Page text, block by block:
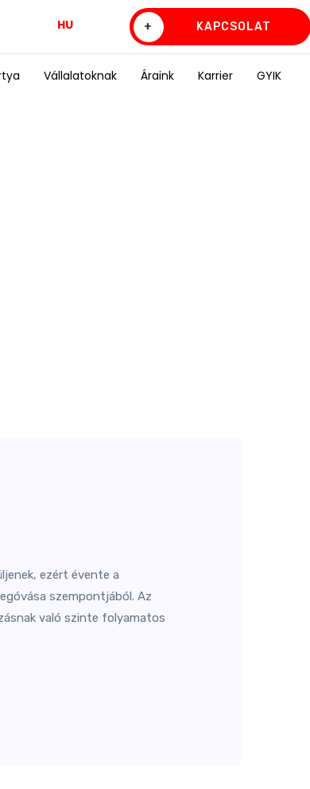
HU + KAPCSOLAT
Vállalatoknak Áraink Karrier GYIK
ezért évente a
szempontjából. Az
való szinte folyamatos